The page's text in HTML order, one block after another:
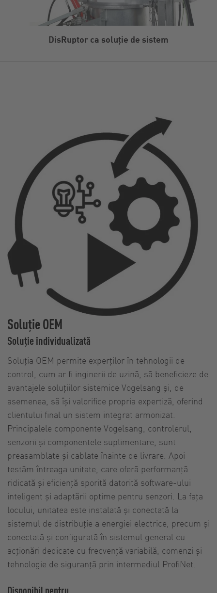
DisRuptor ca soluție de sistem
Soluție OEM
Soluție individualizată
Soluția OEM permite experților în tehnologii de
control, cum ar fi inginerii de uzină, să beneficieze de
avantajele soluțiilor sistemice Vogelsang și, de
asemenea, să își valorifice propria expertiză, oferind
clientului final un sistem integrat armonizat.
Principalele componente Vogelsang, controlerul,
senzorii și componentele suplimentare, sunt
preasamblate și cablate înainte de livrare. Apoi
testăm întreaga unitate, care oferă performanță
ridicată și eficiență sporită datorită software-ului
inteligent și adaptării optime pentru senzori. La fața
locului, unitatea este instalată și conectată la
sistemul de distribuție a energiei electrice, precum și
conectată și configurată în sistemul general cu
acționări dedicate cu frecvență variabilă, comenzi și
tehnologie de siguranță prin intermediul ProfiNet.
Disponibil pentru